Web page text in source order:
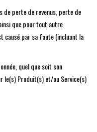
de perte de revenus, perte de
que pour tout autre
causé par sa faute (incluant la
quel que soit son
le(s) Produit(s) et/ou Service(s)